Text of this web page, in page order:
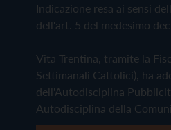
Indicazione resa ai sensi
dell'art. 5 del medesimo
Vita Trentina, tramite la
Settimanali Cattolici), ha
dell'Autodisciplina
Autodisciplina della